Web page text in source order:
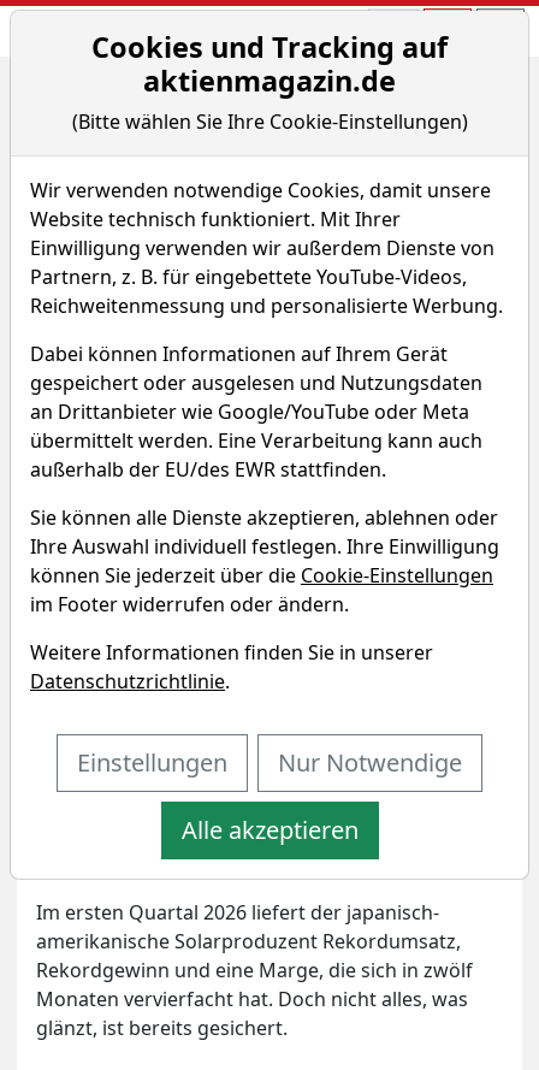
Aktien- und
Aktien on Fire
Toyo auf Rekordkurs: Doch wie belastbar sind die Z...
Aktien on Fire
Toyo auf Rekordkurs: Doch
wie belastbar sind die Zahlen?
12:36
Kommentar verfassen
Artikel druckenEigenpositionen
Im ersten Quartal 2026 liefert der japanisch-
amerikanische Solarproduzent Rekordumsatz,
Rekordgewinn und eine Marge, die sich in zwölf
Monaten vervierfacht hat. Doch nicht alles, was
glänzt, ist bereits gesichert.
Cookies und Tracking auf
aktienmagazin.de
(Bitte wählen Sie Ihre Cookie-Einstellungen)
Wir verwenden notwendige Cookies, damit unsere
Website technisch funktioniert. Mit Ihrer
Einwilligung verwenden wir außerdem Dienste von
Partnern, z. B. für eingebettete YouTube-Videos,
Reichweitenmessung und personalisierte Werbung.
Dabei können Informationen auf Ihrem Gerät
gespeichert oder ausgelesen und Nutzungsdaten
an Drittanbieter wie Google/YouTube oder Meta
übermittelt werden. Eine Verarbeitung kann auch
außerhalb der EU/des EWR stattfinden.
Sie können alle Dienste akzeptieren, ablehnen oder
Ihre Auswahl individuell festlegen. Ihre Einwilligung
können Sie jederzeit über die Cookie-Einstellungen
im Footer widerrufen oder ändern.
Weitere Informationen finden Sie in unserer
Datenschutzrichtlinie.
Einstellungen Nur Notwendige
Alle akzeptieren